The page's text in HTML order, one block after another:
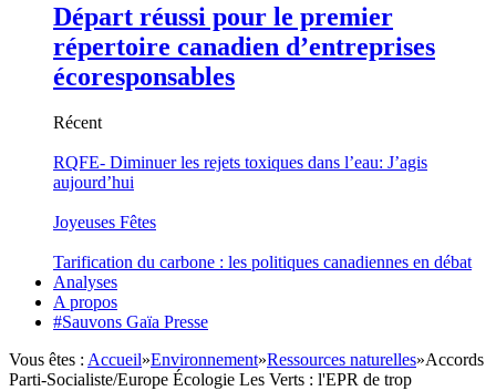
Départ réussi pour le premier
répertoire canadien d’entreprises
écoresponsables
Récent
RQFE- Diminuer les rejets toxiques dans l’eau: J’agis
aujourd’hui
Joyeuses Fêtes
Tarification du carbone : les politiques canadiennes en débat
Analyses
A propos
#Sauvons Gaïa Presse
Vous êtes : Accueil»Environnement»Ressources naturelles»Accords
Parti-Socialiste/Europe Écologie Les Verts : l'EPR de trop